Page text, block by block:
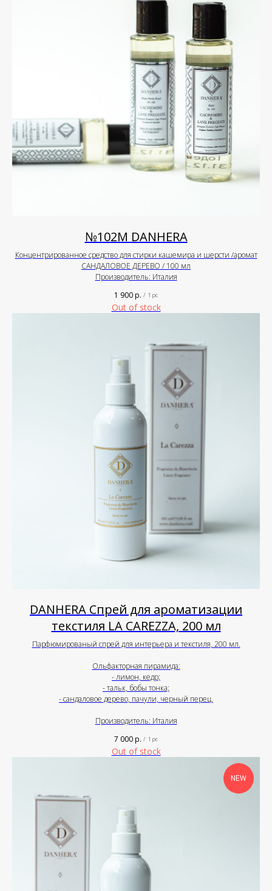
№102М DANHERA
Концентрированное средство для стирки кашемира и шерсти /аромат
САНДАЛОВОЕ ДЕРЕВО / 100 мл
Производитель: Италия
1 900р. / 1 pc
Out of stock
DANHERA Спрей для ароматизации
текстиля LA CAREZZA, 200 мл
Парфюмированый спрей для интерьера и текстиля, 200 мл.
Ольфакторная пирамида:
- лимон, кедр;
- тальк, бобы тонка;
- сандаловое дерево, пачули, черный перец.
Производитель: Италия
7 000р. / 1 pc
Out of stock
NEW